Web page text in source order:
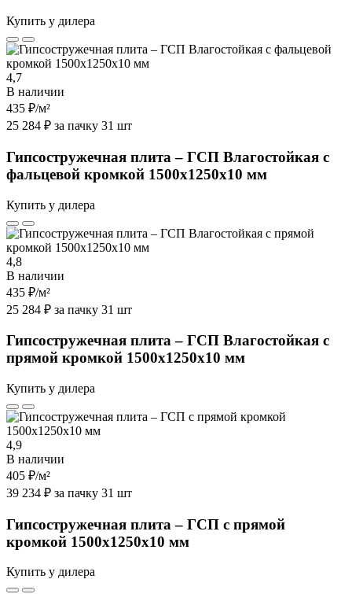
Купить у дилера
4,7
В наличии
435 ₽/м²
25 284 ₽ за пачку 31 шт
Гипсостружечная плита – ГСП Влагостойкая с
фальцевой кромкой 1500х1250х10 мм
Купить у дилера
4,8
В наличии
435 ₽/м²
25 284 ₽ за пачку 31 шт
Гипсостружечная плита – ГСП Влагостойкая с
прямой кромкой 1500х1250х10 мм
Купить у дилера
4,9
В наличии
405 ₽/м²
39 234 ₽ за пачку 31 шт
Гипсостружечная плита – ГСП с прямой
кромкой 1500х1250х10 мм
Купить у дилера